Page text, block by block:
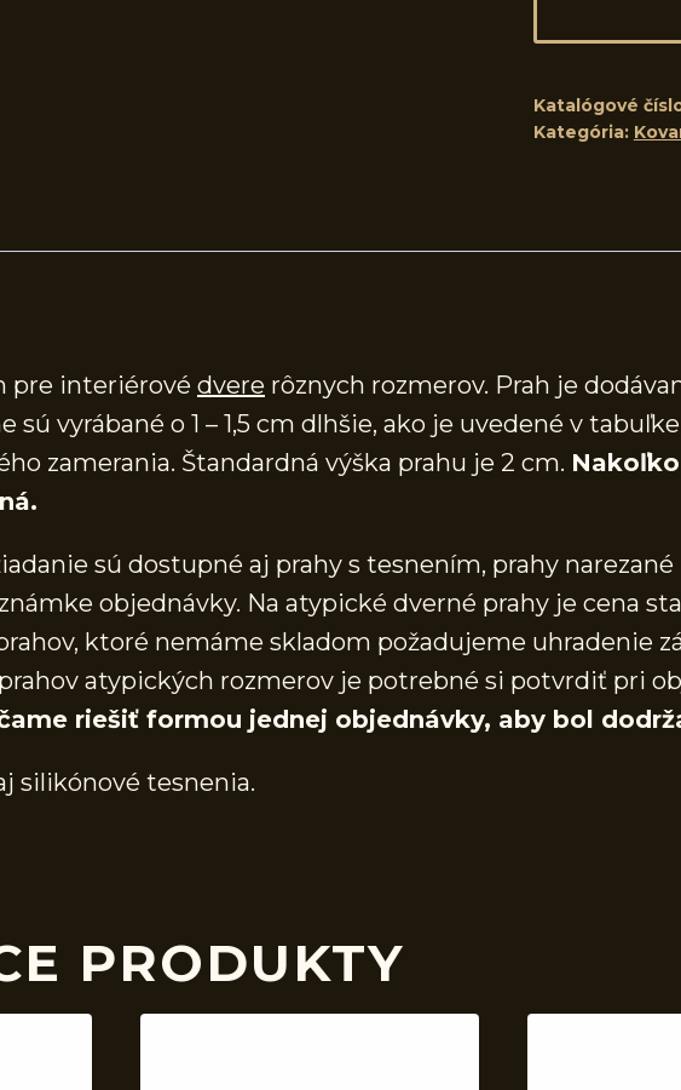
Katalógové
Kategória:
pre interiérové dvere rôznych rozmerov. Prah je
sú vyrábané o 1 – 1,5 cm dlhšie, ako je uvedené v
zamerania. Štandardná výška prahu je 2 cm.
sú dostupné aj prahy s tesnením, prahy
objednávky. Na atypické dverné prahy je cena
ktoré nemáme skladom požadujeme uhradenie
atypických rozmerov je potrebné si potvrdiť pri
riešiť formou jednej objednávky, aby bol
silikónové tesnenia.
PRODUKTY